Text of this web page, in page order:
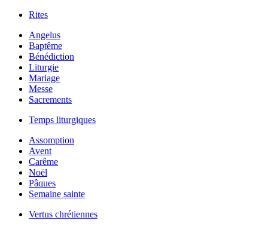
Rites
Angelus
Baptême
Bénédiction
Liturgie
Mariage
Messe
Sacrements
Temps liturgiques
Assomption
Avent
Carême
Noël
Pâques
Semaine sainte
Vertus chrétiennes